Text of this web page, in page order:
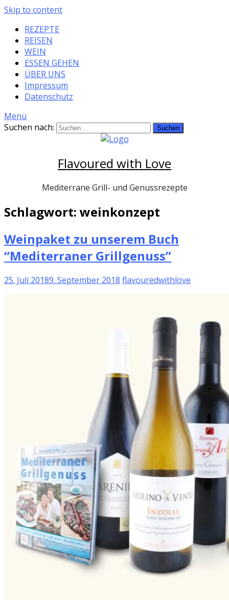
Skip to content
REZEPTE
REISEN
WEIN
ESSEN GEHEN
ÜBER UNS
Impressum
Datenschutz
Menü
Suchen nach:
Flavoured with Love
Mediterrane Grill- und Genussrezepte
Schlagwort: weinkonzept
Weinpaket zu unserem Buch
“Mediterraner Grillgenuss”
25. Juli 20189. September 2018 flavouredwithlove